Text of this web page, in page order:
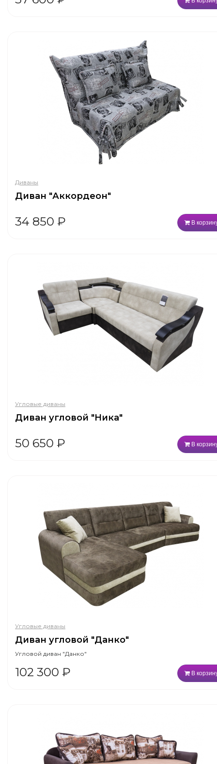
Диваны
Диван "Аккордеон"
34 850 ₽ В
Угловые диваны
Диван угловой "Ника"
50 650 ₽ В
Угловые диваны
Диван угловой "Данко"
Угловой диван "Данко"
102 300 ₽ В